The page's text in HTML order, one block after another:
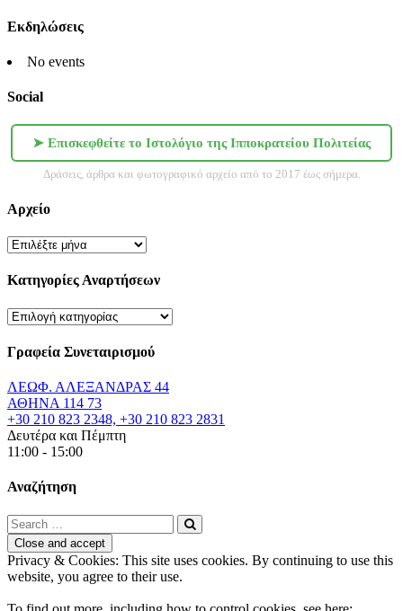
Εκδηλώσεις
No events
Social
➤ Επισκεφθείτε το Ιστολόγιο της Ιπποκρατείου Πολιτείας
Δράσεις, άρθρα και φωτογραφικό αρχείο από το 2017 έως σήμερα.
Αρχείο
Αρχείο
Κατηγορίες Αναρτήσεων
Κατηγορίες
Γραφεία Συνεταιρισμού
ΛΕΩΦ. ΑΛΕΞΑΝΔΡΑΣ 44
ΑΘΗΝΑ 114 73
+30 210 823 2348, +30 210 823 2831
Δευτέρα και Πέμπτη
11:00 - 15:00
Αναζήτηση
Privacy & Cookies: This site uses cookies. By continuing to use this
website, you agree to their use.